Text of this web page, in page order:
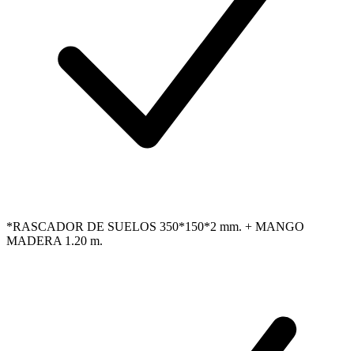
*RASCADOR DE SUELOS 350*150*2 mm. + MANGO
MADERA 1.20 m.